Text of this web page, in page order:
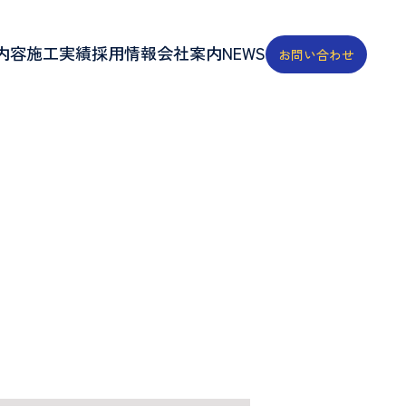
容施工実績採用情報会社案内NEWS お問い合わせ